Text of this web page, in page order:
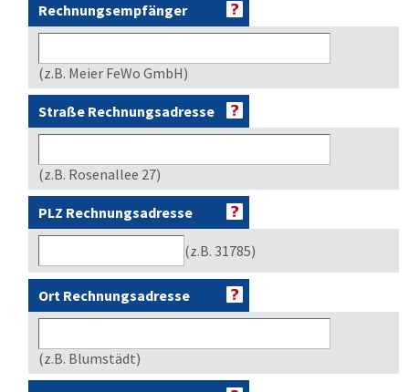
Rechnungsempfänger
(z.B. Meier FeWo GmbH)
Straße Rechnungsadresse
(z.B. Rosenallee 27)
PLZ Rechnungsadresse
(z.B. 31785)
Ort Rechnungsadresse
(z.B. Blumstädt)